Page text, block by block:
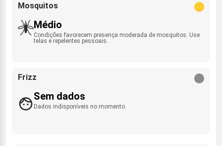
Mosquitos
Médio
Condições favorecem presença moderada de mosquitos. Use
telas e repelentes pessoais.
Frizz
Sem dados
Dados indisponíveis no momento.